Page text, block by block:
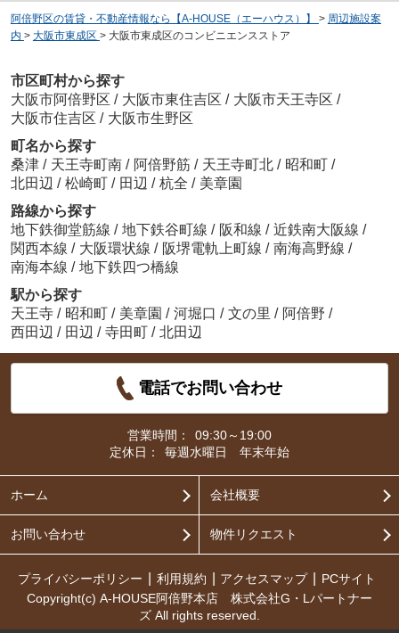
阿倍野区の賃貸・不動産情報なら【A-HOUSE（エーハウス）】 > 周辺施設案
内 > 大阪市東成区 > 大阪市東成区のコンビニエンスストア
市区町村から探す
大阪市阿倍野区 / 大阪市東住吉区 / 大阪市天王寺区 /
大阪市住吉区 / 大阪市生野区
町名から探す
桑津 / 天王寺町南 / 阿倍野筋 / 天王寺町北 / 昭和町 /
北田辺 / 松崎町 / 田辺 / 杭全 / 美章園
路線から探す
地下鉄御堂筋線 / 地下鉄谷町線 / 阪和線 / 近鉄南大阪線 /
関西本線 / 大阪環状線 / 阪堺電軌上町線 / 南海高野線 /
南海本線 / 地下鉄四つ橋線
駅から探す
天王寺 / 昭和町 / 美章園 / 河堀口 / 文の里 / 阿倍野 /
西田辺 / 田辺 / 寺田町 / 北田辺
電話でお問い合わせ
営業時間：
09:30～19:00
定休日：
毎週水曜日 年末年始
ホーム 会社概要
お問い合わせ 物件リクエスト
プライバシーポリシー 利用規約 アクセスマップ
PCサイト
Copyright(c) A-HOUSE阿倍野本店 株式会社G・Lパートナー
ズ All rights reserved.